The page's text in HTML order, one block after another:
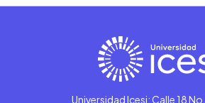
Universidad Icesi: Calle 18